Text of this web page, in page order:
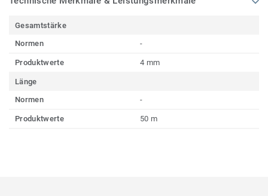
Gesamtstärke
Normen
-
Produktwerte 4 mm
Länge
Normen
-
Produktwerte 50 m